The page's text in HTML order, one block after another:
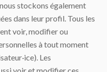
stockons également
dans leur profil. Tous les
voir, modifier ou
à tout moment
Les